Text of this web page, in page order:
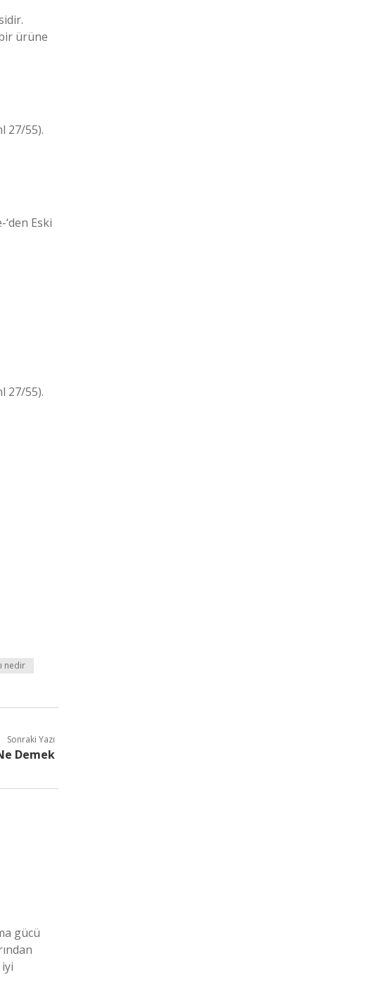
ürüne
27/55).
Eski
27/55).
nedir
Sonraki Yazı
Demek
gücü